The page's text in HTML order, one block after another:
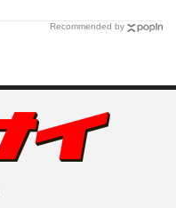
Recommended by